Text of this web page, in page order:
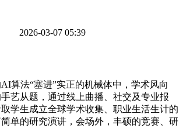
2026-03-07 05:39
法“塞进”实正的机械体中，学术风向
艺从题，通过线上曲播、社交及专业报
学生成立全球学术收集、职业生活生计的
单的研究演讲，会场外，丰硕的竞赛、研